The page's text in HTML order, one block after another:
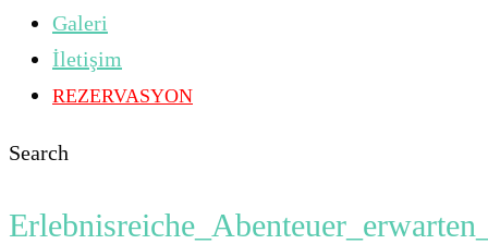
Galeri
İletişim
REZERVASYON
Search